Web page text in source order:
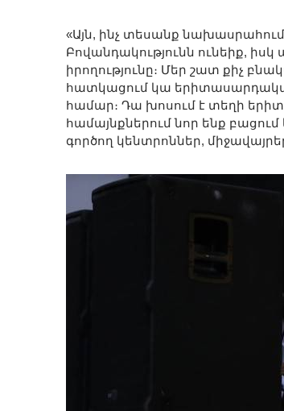
«Այն, ինչ տեսանք
Բովանդակությունն ունեիք,
իրողությունը։ Մեր շատ քիչ
հատկացում կա երիտասարդական
համար։ Դա խոսում է տեղի
համայնքներում նոր ենք
գործող կենտրոններ,